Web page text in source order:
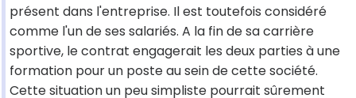
présent dans l'entreprise. Il est toutefois considéré
comme l'un de ses salariés. A la fin de sa carrière
sportive, le contrat engagerait les deux parties à une
formation pour un poste au sein de cette société.
Cette situation un peu simpliste pourrait sûrement